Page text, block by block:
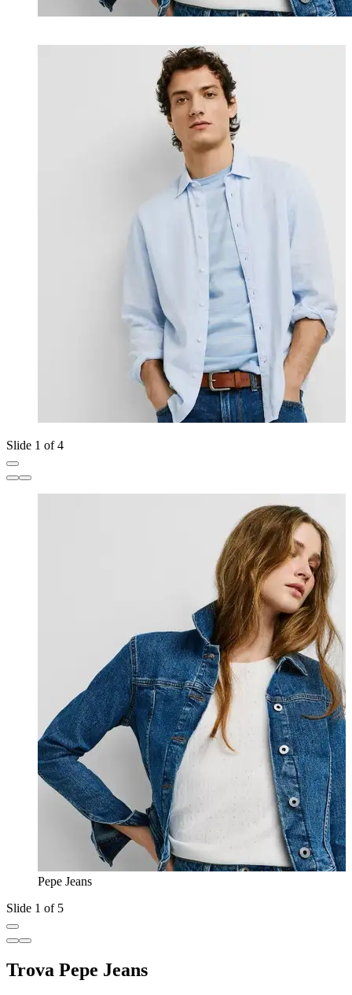
Slide 1 of 4
Pepe Jeans
Slide 1 of 5
Trova Pepe Jeans